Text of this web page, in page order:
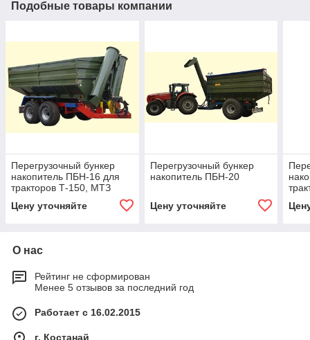
Подобные товары компании
Перегрузочный бункер
накопитель ПБН-16 для
тракторов Т-150, МТЗ
грузоподъемность 12 т,
Цену уточняйте
Перегрузочный бункер
накопитель ПБН-20
Цену уточняйте
О нас
Рейтинг не сформирован
Менее 5 отзывов за последний год
Работает с 16.02.2015
г. Костанай